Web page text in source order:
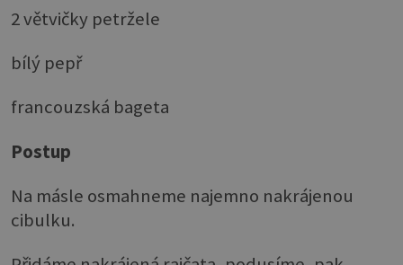
2 větvičky petržele
bílý pepř
francouzská bageta
Postup
Na másle osmahneme najemno nakrájenou
cibulku.